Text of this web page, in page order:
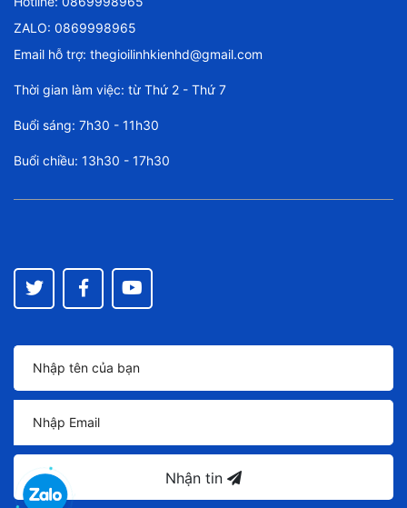
ZALO: 0869998965
Email hỗ trợ: thegioilinhkienhd@gmail.com
Thời gian làm việc: từ Thứ 2 - Thứ 7
Buổi sáng: 7h30 - 11h30
Buổi chiều: 13h30 - 17h30
Nhận tin